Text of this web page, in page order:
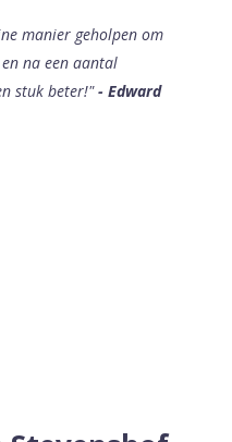
manier geholpen om
na een aantal
stuk beter!"- Edward